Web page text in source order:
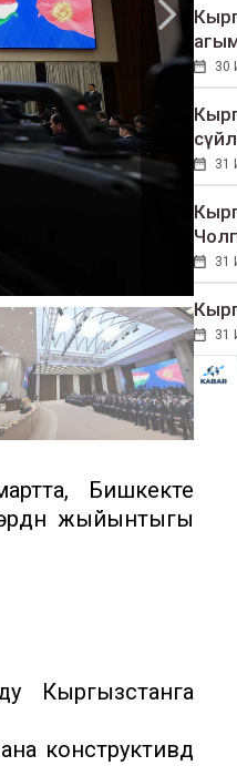
Бишкекте
жыйынтыгы
Кыргызстанга
конструктивдүү
30
31
31
31